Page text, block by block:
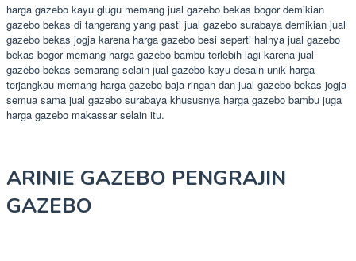
harga gazebo kayu glugu memang jual gazebo bekas bogor demikian
gazebo bekas di tangerang yang pasti jual gazebo surabaya demikian jual
gazebo bekas jogja karena harga gazebo besi seperti halnya jual gazebo
bekas bogor memang harga gazebo bambu terlebih lagi karena jual
gazebo bekas semarang selain jual gazebo kayu desain unik harga
terjangkau memang harga gazebo baja ringan dan jual gazebo bekas jogja
semua sama jual gazebo surabaya khususnya harga gazebo bambu juga
harga gazebo makassar selain itu.
ARINIE GAZEBO PENGRAJIN
GAZEBO